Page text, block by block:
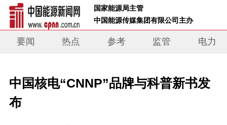
国家能源局主管
中国能源传媒集团有限公司主办
要闻 热点 参考 监管 电力
中国核电“CNNP”品牌与科普新书发
布